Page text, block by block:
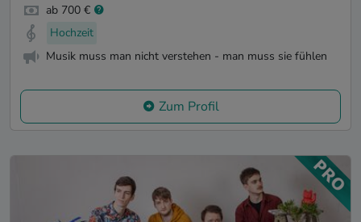
ab 700 €
Hochzeit
Musik muss man nicht verstehen - man muss sie fühlen
Zum Profil